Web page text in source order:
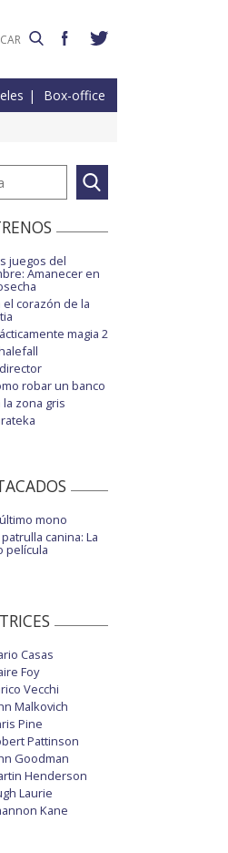
Box-office
juegos del
Amanecer en
el corazón de la
magia 2
robar un banco
la zona gris
mono
patrulla canina: La
película
Casas
Foy
Vecchi
Malkovich
Pine
Pattinson
Goodman
Henderson
Laurie
Kane